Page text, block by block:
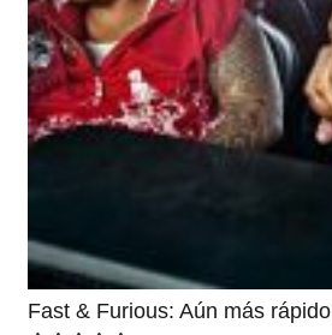
Fast & Furious: Aún más rápido